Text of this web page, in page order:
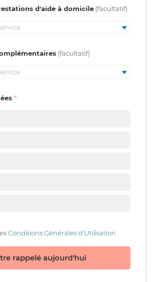
d'aide à domicile
Conditions Générales d'Utilisation
rappelé aujourd'hui